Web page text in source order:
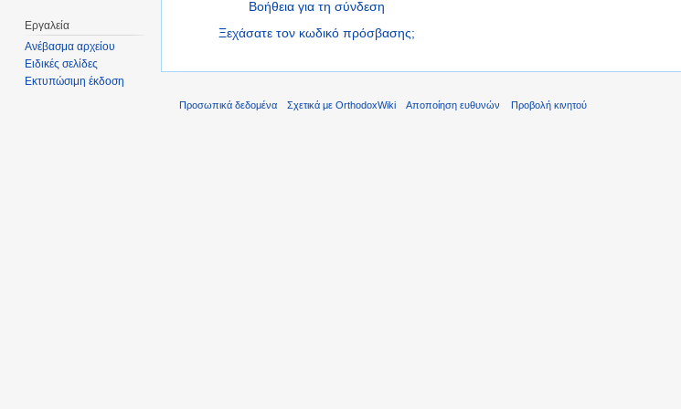
Βοήθεια για τη σύνδεση
Ξεχάσατε τον κωδικό πρόσβασης;
Εργαλεία
Ανέβασμα αρχείου
Ειδικές σελίδες
Εκτυπώσιμη έκδοση
Προσωπικά δεδομένα Σχετικά με OrthodoxWiki Αποποίηση ευθυνών Προβολή κινητού